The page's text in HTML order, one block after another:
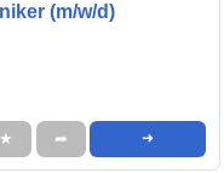
(m/w/d)
★ ➦ ➜